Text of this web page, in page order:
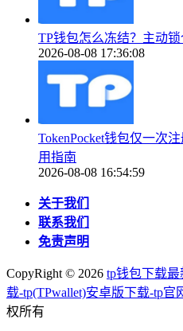
TP钱包怎么冻结？主动
2026-08-08 17:36:08
TokenPocket钱包仅一次
用指南
2026-08-08 16:54:59
关于我们
联系我们
免责声明
CopyRight © 2026 tp钱包下载最
载-tp(TPwallet)安卓版下载-tp
权所有